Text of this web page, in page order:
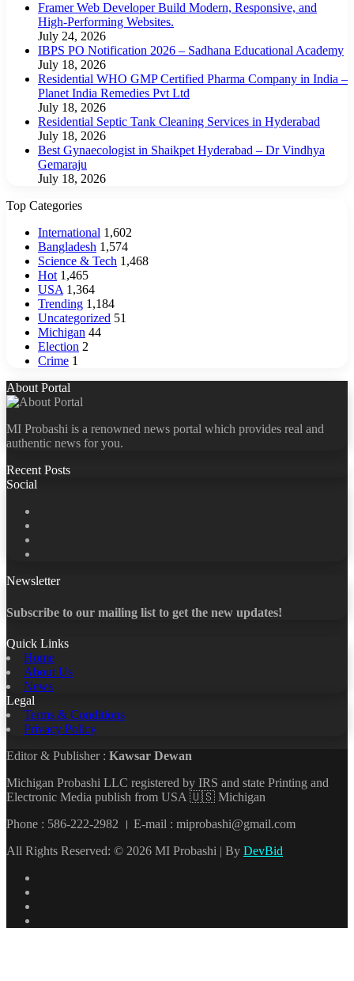
Framer Web Developer Build Modern, Responsive, and
High-Performing Websites.
July 24, 2026
IBPS PO Notification 2026 – Sadhana Educational Academy
July 18, 2026
Residential WHO GMP Certified Pharma Company in India –
Planet India Remedies Pvt Ltd
July 18, 2026
Residential Septic Tank Cleaning Services in Hyderabad
July 18, 2026
Best Gynaecologist in Shaikpet Hyderabad – Dr Vindhya
Gemaraju
July 18, 2026
Top Categories
International 1,602
Bangladesh 1,574
Science & Tech 1,468
Hot 1,465
USA 1,364
Trending 1,184
Uncategorized 51
Michigan 44
Election 2
Crime 1
About Portal
MI Probashi is a renowned news portal which provides real and
authentic news for you.
Recent Posts
Social
Newsletter
Subscribe to our mailing list to get the new updates!
Quick Links
Home
About Us
News
Legal
Terms & Conditions
Privacy Policy
Editor & Publisher : Kawsar Dewan
Michigan Probashi LLC registered by IRS and state Printing and
Electronic Media publish from USA 🇺🇸 Michigan
Phone : 586-222-2982 । E-mail : miprobashi@gmail.com
All Rights Reserved: © 2026 MI Probashi | By DevBid